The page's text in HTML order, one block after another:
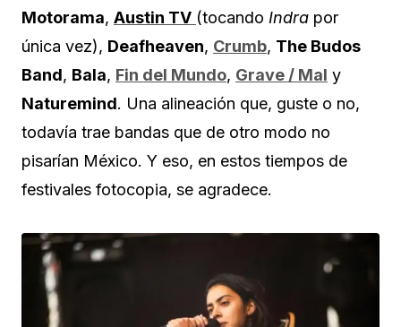
Motorama, Austin TV (tocando Indra por
única vez), Deafheaven, Crumb, The Budos
Band, Bala, Fin del Mundo, Grave / Mal y
Naturemind. Una alineación que, guste o no,
todavía trae bandas que de otro modo no
pisarían México. Y eso, en estos tiempos de
festivales fotocopia, se agradece.